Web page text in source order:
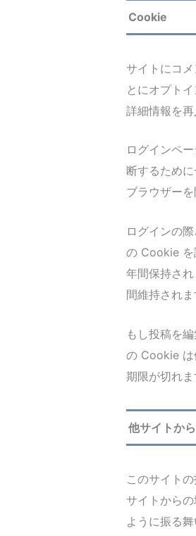
Cookie
サイトにコ
とにオプト
詳細情報を
ログインペ
断するため
ブラウザーを
ログインの
の Cookie を
年間保持さ
間維持され
もし投稿を
の Cookie は
期限が切れま
他サイトか
このサイト
サイトから
ように振る舞